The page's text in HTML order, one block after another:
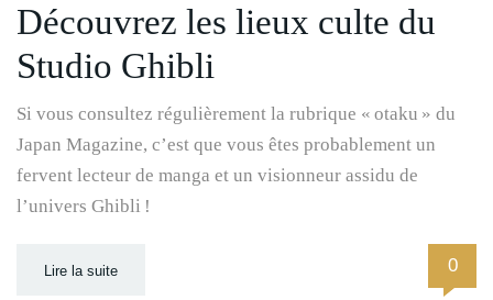
Découvrez les lieux culte du
Studio Ghibli
Si vous consultez régulièrement la rubrique « otaku » du
Japan Magazine, c’est que vous êtes probablement un
fervent lecteur de manga et un visionneur assidu de
l’univers Ghibli !
Lire la suite 0